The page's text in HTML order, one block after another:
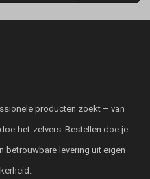
producten zoekt – van
het-zelvers. Bestellen doe je
betrouwbare levering uit eigen